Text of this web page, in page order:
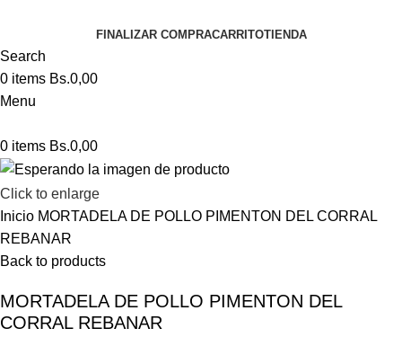
FINALIZAR COMPRACARRITOTIENDA
Search
0 items Bs.0,00
Menu
0 items Bs.0,00
Click to enlarge
Inicio MORTADELA DE POLLO PIMENTON DEL CORRAL
REBANAR
Back to products
MORTADELA DE POLLO PIMENTON DEL
CORRAL REBANAR